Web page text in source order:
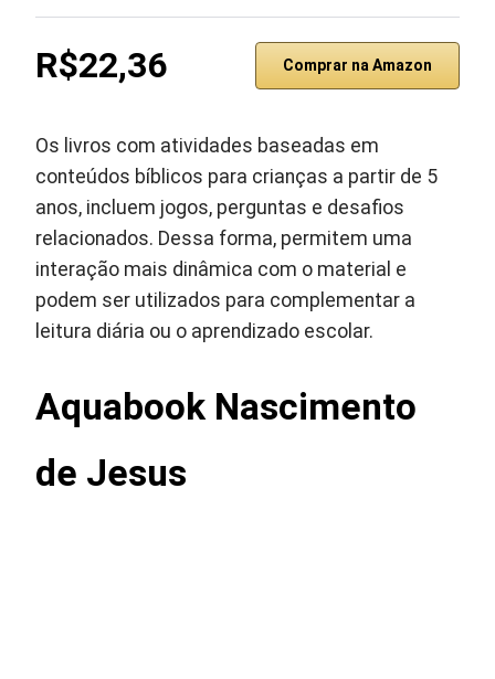
R$22,36 Comprar na Amazon
Os livros com atividades baseadas em
conteúdos bíblicos para crianças a partir de 5
anos, incluem jogos, perguntas e desafios
relacionados. Dessa forma, permitem uma
interação mais dinâmica com o material e
podem ser utilizados para complementar a
leitura diária ou o aprendizado escolar.
Aquabook Nascimento
de Jesus